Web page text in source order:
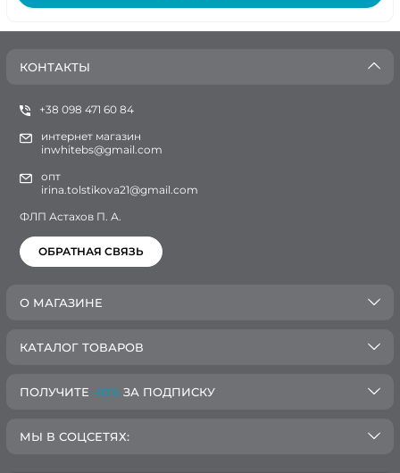
КОНТАКТЫ
+38 098 471 60 84
интернет магазин
inwhitebs@gmail.com
опт
irina.tolstikova21@gmail.com
ФЛП Астахов П. А.
ОБРАТНАЯ СВЯЗЬ
О МАГАЗИНЕ
КАТАЛОГ ТОВАРОВ
ПОЛУЧИТЕ -10% ЗА ПОДПИСКУ
МЫ В СОЦСЕТЯХ: